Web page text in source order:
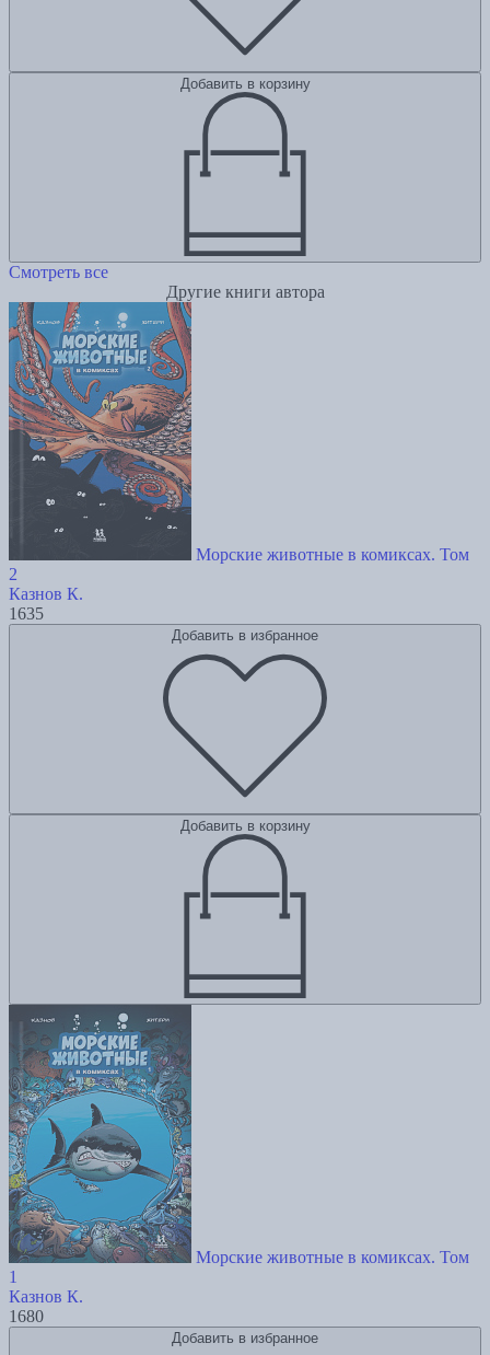
Добавить в корзину
Смотреть все
Другие книги автора
Морские животные в комиксах. Том
2
Казнов К.
1635
Добавить в избранное
Добавить в корзину
Морские животные в комиксах. Том
1
Казнов К.
1680
Добавить в избранное